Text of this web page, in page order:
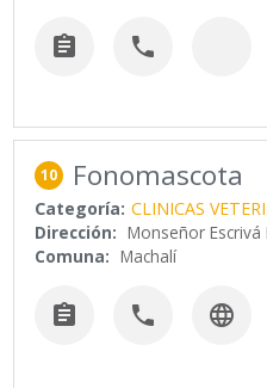
 
10 Fonomascota
Categoría: CLINICAS
Dirección: Monseñor
Comuna: Machalí
  